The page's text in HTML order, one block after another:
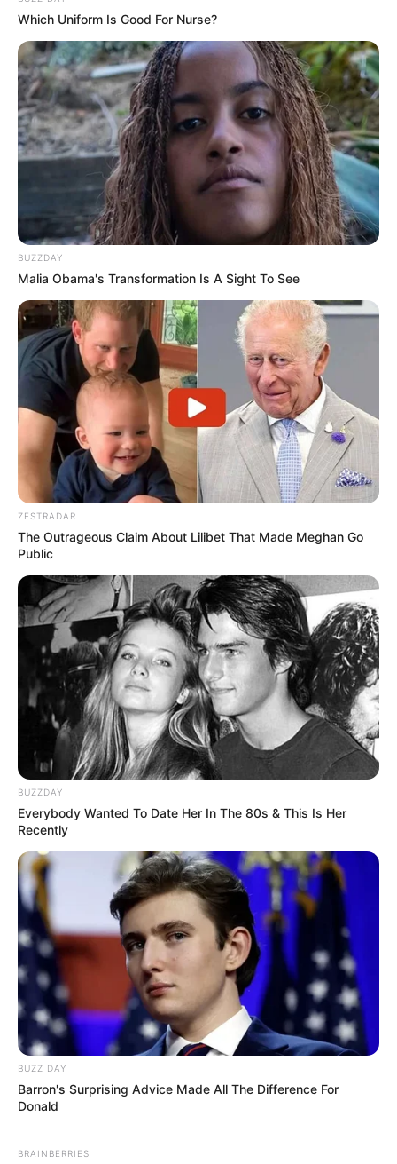
Which Uniform Is Good For Nurse?
BUZZDAY
Malia Obama's Transformation Is A Sight To See
ZESTRADAR
The Outrageous Claim About Lilibet That Made Meghan Go
Public
BUZZDAY
Everybody Wanted To Date Her In The 80s & This Is Her
Recently
BUZZ DAY
Barron's Surprising Advice Made All The Difference For
Donald
BRAINBERRIES